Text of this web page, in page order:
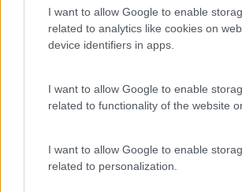
I want to allow Google to enable
related to analytics like cookies on
device identifiers in apps.
I want to allow Google to enable
related to functionality of the website
I want to allow Google to enable
related to personalization.
implementação e desenvolvimento de
pragmáticas orientadas para os
SABER MAIS